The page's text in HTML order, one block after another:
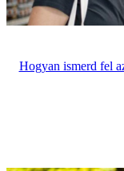
Hogyan ismerd fel